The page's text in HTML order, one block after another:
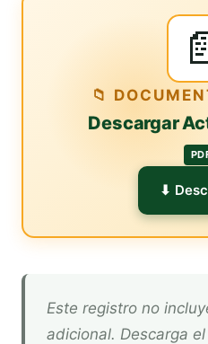
📁
Descargar
⬇
Este registro no incluye descripción
adicional. Descarga